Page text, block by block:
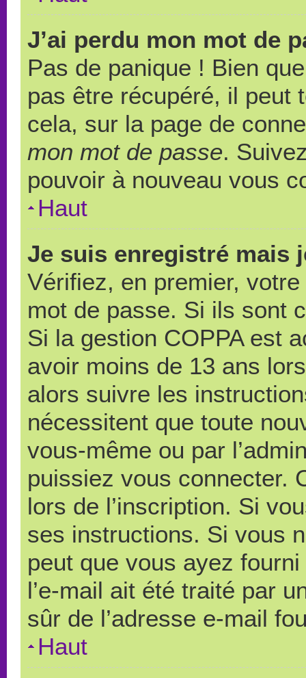
J’ai perdu mon mot de
Pas de panique ! Bien
pas être récupéré, il peut
cela, sur la page de
mon mot de passe.
pouvoir à nouveau vous
Haut
Je suis enregistré mais
Vérifiez, en premier,
mot de passe. Si ils sont
Si la gestion COPPA est
avoir moins de 13 ans
alors suivre les
nécessitent que toute
vous-même ou par
puissiez vous connecter.
lors de l’inscription. Si
ses instructions. Si vous
peut que vous ayez
l’e-mail ait été traité par
sûr de l’adresse e-mail
Haut